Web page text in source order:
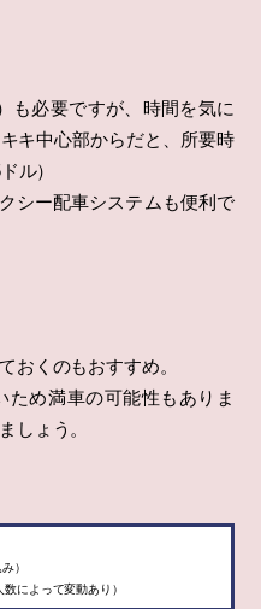
も必要ですが、時間を気に
キ中心部からだと、所要時
ル）
シー配車システムも便利で
おくのもおすすめ。
ため満車の可能性もありま
しょう。
）
によって変動あり）